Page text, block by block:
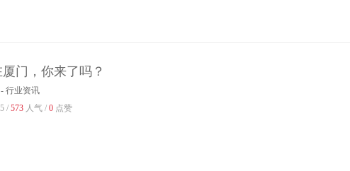
门，你来了吗？
- 行业资讯
/ 573 人气 / 0 点赞